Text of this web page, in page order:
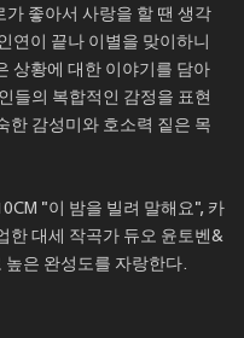
좋아서 사랑을 할 땐 생각
연이 끝나 이별을 맞이하니
상황에 대한 이야기를 담아
들의 복합적인 감정을 표현
한 감성미와 호소력 짙은 목
"이 밤을 빌려 말해요", 카
한 대세 작곡가 듀오 윤토벤&
은 완성도를 자랑한다.